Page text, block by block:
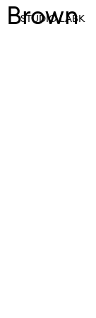
STUDIO LABK
Brown